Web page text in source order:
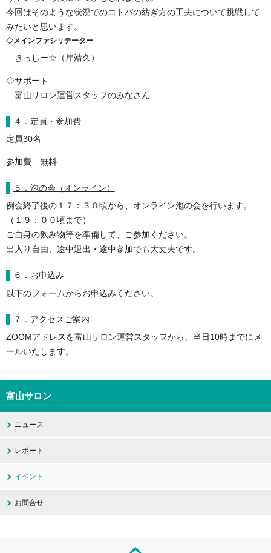
今回はそのような状況でのコトバの紡ぎ方の工夫について挑戦して
みたいと思います。
◇メインファシリテーター
きっしー☆（岸靖久）
◇サポート
富山サロン運営スタッフのみなさん
４．定員・参加費
定員30名
参加費 無料
５．泡の会（オンライン）
例会終了後の１７：３０頃から、オンライン泡の会を行います。
（１９：００頃まで）
ご自身の飲み物等を準備して、 ご参加ください。
出入り自由、途中退出・途中参加でも大丈夫です。
６．お申込み
以下のフォームからお申込みください。
７．アクセスご案内
ZOOMアドレスを富山サロン運営スタッフから、当日10時までにメ
ールいたします。
富山サロン
ニュース
レポート
イベント
お問合せ